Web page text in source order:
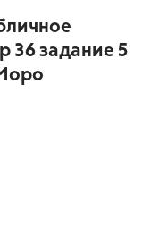
36 задание 5